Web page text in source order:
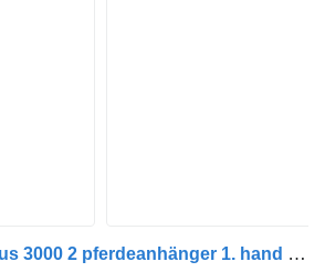
Humbaur notos plus 3000 2 pferdeanhänger 1. hand top alu